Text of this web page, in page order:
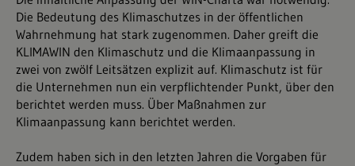
Die Bedeutung des Klimaschutzes in der öffentlichen
Wahrnehmung hat stark zugenommen. Daher greift die
KLIMAWIN den Klimaschutz und die Klimaanpassung in
zwei von zwölf Leitsätzen explizit auf. Klimaschutz ist für
die Unternehmen nun ein verpflichtender Punkt, über den
berichtet werden muss. Über Maßnahmen zur
Klimaanpassung kann berichtet werden.
Zudem haben sich in den letzten Jahren die Vorgaben für